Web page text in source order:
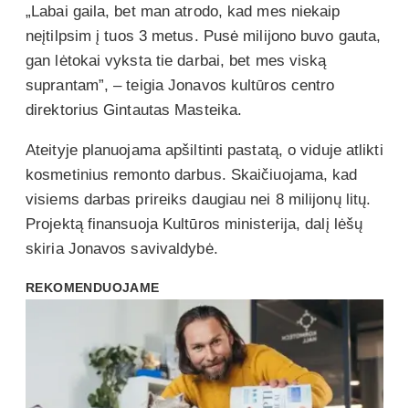
„Labai gaila, bet man atrodo, kad mes niekaip
neįtilpsim į tuos 3 metus. Pusė milijono buvo gauta,
gan lėtokai vyksta tie darbai, bet mes viską
suprantam”, – teigia Jonavos kultūros centro
direktorius Gintautas Masteika.
Ateityje planuojama apšiltinti pastatą, o viduje atlikti
kosmetinius remonto darbus. Skaičiuojama, kad
visiems darbas prireiks daugiau nei 8 milijonų litų.
Projektą finansuoja Kultūros ministerija, dalį lėšų
skiria Jonavos savivaldybė.
REKOMENDUOJAME